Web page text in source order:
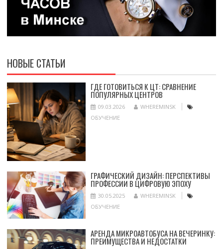
НОВЫЕ СТАТЬИ
ГДЕ ГОТОВИТЬСЯ К ЦТ: СРАВНЕНИЕ
ПОПУЛЯРНЫХ ЦЕНТРОВ
09.03.2026
WHEREMINSK
ОБУЧЕНИЕ
ГРАФИЧЕСКИЙ ДИЗАЙН: ПЕРСПЕКТИВЫ
ПРОФЕССИИ В ЦИФРОВУЮ ЭПОХУ
30.05.2025
WHEREMINSK
ОБУЧЕНИЕ
АРЕНДА МИКРОАВТОБУСА НА ВЕЧЕРИНКУ:
ПРЕИМУЩЕСТВА И НЕДОСТАТКИ